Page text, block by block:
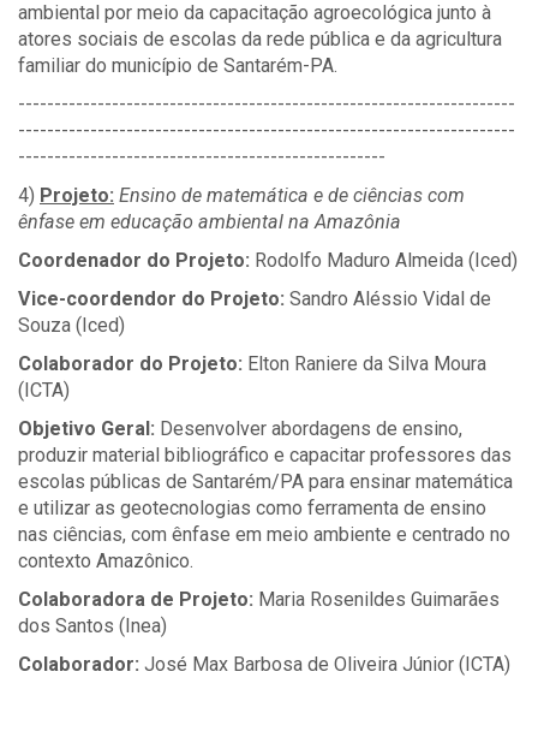
ambiental por meio da capacitação agroecológica junto à
atores sociais de escolas da rede pública e da agricultura
familiar do município de Santarém-PA.
---------------------------------------------------------------------
---------------------------------------------------------------------
---------------------------------------------------
4) Projeto: Ensino de matemática e de ciências com
ênfase em educação ambiental na Amazônia
Coordenador do Projeto: Rodolfo Maduro Almeida (Iced)
Vice-coordendor do Projeto: Sandro Aléssio Vidal de
Souza (Iced)
Colaborador do Projeto: Elton Raniere da Silva Moura
(ICTA)
Objetivo Geral: Desenvolver abordagens de ensino,
produzir material bibliográfico e capacitar professores das
escolas públicas de Santarém/PA para ensinar matemática
e utilizar as geotecnologias como ferramenta de ensino
nas ciências, com ênfase em meio ambiente e centrado no
contexto Amazônico.
Colaboradora de Projeto: Maria Rosenildes Guimarães
dos Santos (Inea)
Colaborador: José Max Barbosa de Oliveira Júnior (ICTA)